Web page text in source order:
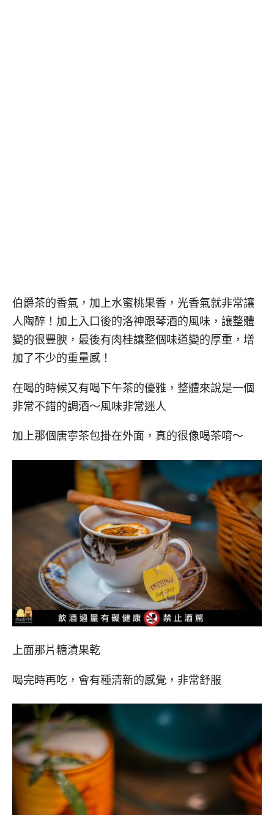
伯爵茶的香氣，加上水蜜桃果香，光香氣就非常讓
人陶醉！加上入口後的洛神跟琴酒的風味，讓整體
變的很豐腴，最後有肉桂讓整個味道變的厚重，增
加了不少的重量感！
在喝的時候又有喝下午茶的優雅，整體來說是一個
非常不錯的調酒～風味非常迷人
加上那個唐寧茶包掛在外面，真的很像喝茶唷～
上面那片糖漬果乾
喝完時再吃，會有種清新的感覺，非常舒服